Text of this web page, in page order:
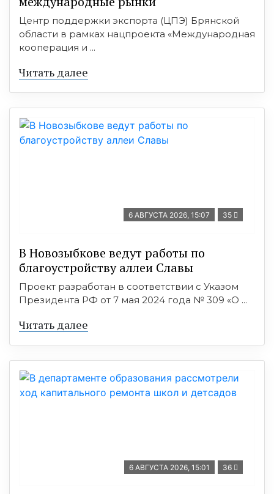
Центр поддержки экспорта (ЦПЭ) Брянской
области в рамках нацпроекта «Международная
кооперация и ...
Читать далее
6 АВГУСТА 2026, 15:07 35
В Новозыбкове ведут работы по
благоустройству аллеи Славы
Проект разработан в соответствии с Указом
Президента РФ от 7 мая 2024 года № 309 «О ...
Читать далее
6 АВГУСТА 2026, 15:01 36